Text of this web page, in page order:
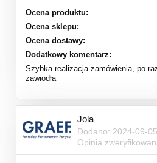
Ocena produktu:
Ocena sklepu:
Ocena dostawy:
Dodatkowy komentarz:
Szybka realizacja zamówienia, po
zawiodła
Jola
Dodano: 2024-09-05
Opinia